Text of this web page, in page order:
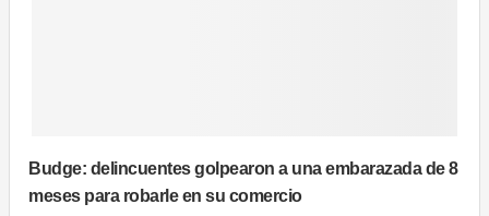
Budge: delincuentes golpearon a una embarazada de 8
meses para robarle en su comercio